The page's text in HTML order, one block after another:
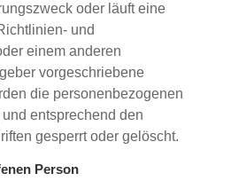
oder läuft eine
und
einem anderen
vorgeschriebene
die personenbezogenen
entsprechend den
gesperrt oder gelöscht.
Person